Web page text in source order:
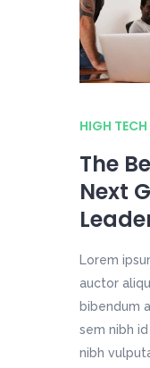
HIGH TECH
The
Next
Lorem
auctor
bibendum
sem nibh
nibh